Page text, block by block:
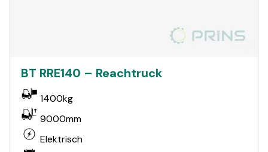
BT RRE140 – Reachtruck
1400kg
9000mm
Elektrisch